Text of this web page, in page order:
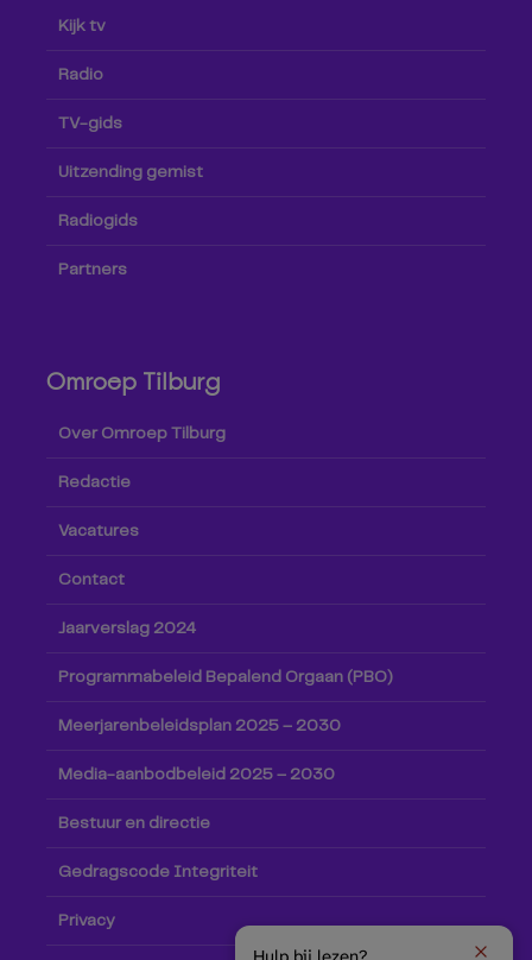
Kijk tv
Radio
TV-gids
Uitzending gemist
Radiogids
Partners
Omroep Tilburg
Over Omroep Tilburg
Redactie
Vacatures
Contact
Jaarverslag 2024
Programmabeleid Bepalend Orgaan (PBO)
Meerjarenbeleidsplan 2025 – 2030
Media-aanbodbeleid 2025 – 2030
Bestuur en directie
Gedragscode Integriteit
Privacy